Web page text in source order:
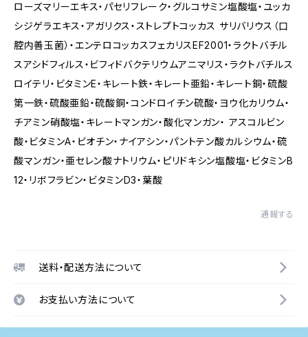
ローズマリーエキス・パセリフレーク・グルコサミン塩酸塩・ユッカ
シジゲラエキス・アガリクス・ストレプトコッカス サリバリウス（口
腔内善玉菌）・エンテロコッカスフェカリスEF2001・ラクトバチル
スアシドフィルス・ビフィドバクテリウムアニマリス・ラクトバチルス
ロイテリ・ビタミンE・キレート鉄・キレート亜鉛・キレート銅・硫酸
第一鉄・硫酸亜鉛・硫酸銅・コンドロイチン硫酸・ヨウ化カリウム・
チアミン硝酸塩・キレートマンガン・酸化マンガン・ アスコルビン
酸・ビタミンA・ビオチン・ナイアシン・パントテン酸カルシウム・硫
酸マンガン・亜セレン酸ナトリウム・ピリドキシン塩酸塩・ビタミンB
12・リボフラビン・ビタミンD3・葉酸
通報する
送料・配送方法について
お支払い方法について